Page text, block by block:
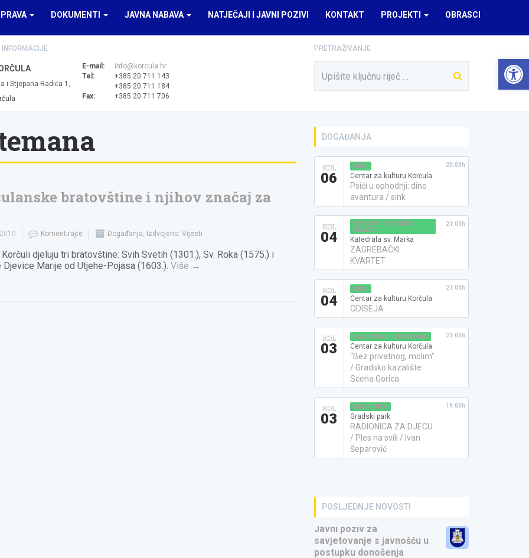
DOKUMENTI JAVNA NABAVA NATJEČAJI I JAVNI POZIVI KONTAKT PROJEKTI OBRASCI
INFORMACIJE
i Stjepana Radića 1,
E-mail:
info@korcula.hr
Tel:
+385 20 711 143
+385 20 711 184
Fax:
+385 20 711 706
PRETRAŽIVANJE
bratovštine i njihov značaj za
Komentirajte Događanja Izdvojeno ,Vijesti
Korčuli djeluju tri bratovštine: Svih Svetih (1301.), Sv. Roka (1575.) i
Djevice Marije od Utjehe-Pojasa (1603.).Više →
DOGAĐANJA
KOL
06
KINO
Centar za kulturu Korčula
Psići u ophodnji: dino
avantura / sink
20:00h
KOL
04
KONCERT KLASIČNE
GLAZBE
Katedrala sv. Marka
ZAGREBAČKI
KVARTET
21:00h
KOL
04
KINO
Centar za kulturu Korčula
ODISEJA
21:00h
KOL
03
KAZALIŠNA PREDSTAVA
Centar za kulturu Korčula
“Bez privatnog, molim”
/ Gradsko kazalište
Scena Gorica
21:00h
KOL
03
RADIONICA
Gradski park
RADIONICA ZA DJECU
/ Ples na svili / Ivan
Šeparović
19:00h
POSLJEDNJE NOVOSTI
Javni poziv za
savjetovanje s javnošću u
postupku donošenja